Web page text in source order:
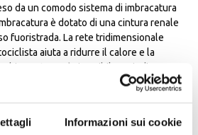
Informazioni sui cookie
da un comodo sistema di imbracatura
è dotato di una cintura renale
fuoristrada. La rete tridimensionale
aiuta a ridurre il calore e la
stessa è rimovibile, quindi
essere lavati separatamente.
abbina lo Slingshot a un